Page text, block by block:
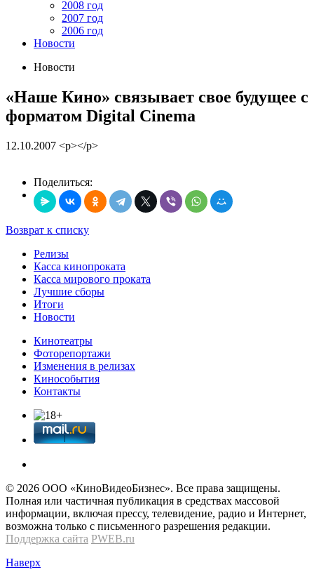
2008 год
2007 год
2006 год
Новости
Новости
«Наше Кино» связывает свое будущее с
форматом Digital Cinema
12.10.2007 <p></p>
Поделиться:
Возврат к списку
Релизы
Касса кинопроката
Касса мирового проката
Лучшие сборы
Итоги
Новости
Кинотеатры
Фоторепортажи
Изменения в релизах
Кинособытия
Контакты
© 2026 OOО «КиноВидеоБизнес». Все права защищены.
Полная или частичная публикация в средствах массовой
информации, включая прессу, телевидение, радио и Интернет,
возможна только с письменного разрешения редакции.
Поддержка сайта PWEB.ru
Наверх